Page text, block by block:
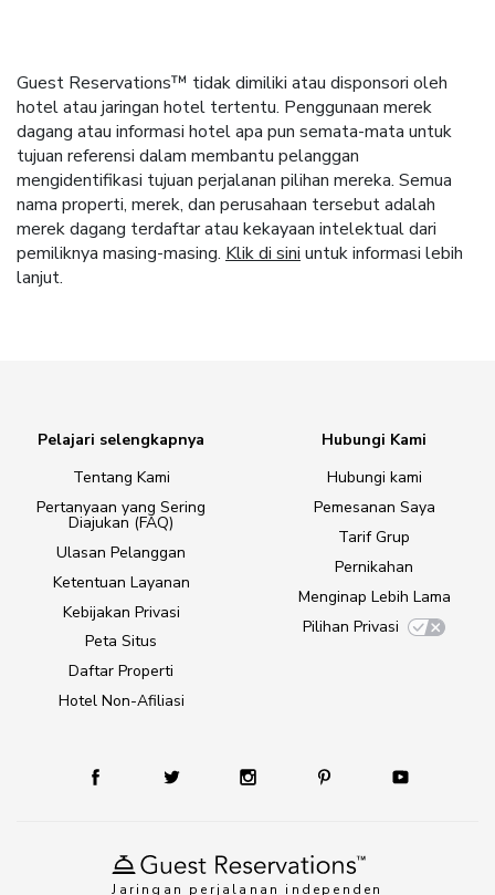
Guest Reservations™ tidak dimiliki atau disponsori oleh
hotel atau jaringan hotel tertentu. Penggunaan merek
dagang atau informasi hotel apa pun semata-mata untuk
tujuan referensi dalam membantu pelanggan
mengidentifikasi tujuan perjalanan pilihan mereka. Semua
nama properti, merek, dan perusahaan tersebut adalah
merek dagang terdaftar atau kekayaan intelektual dari
pemiliknya masing-masing. Klik di sini untuk informasi lebih
lanjut.
Jaringan perjalanan independen
Pelajari selengkapnya
Tentang Kami
Pertanyaan yang Sering
Diajukan (FAQ)
Ulasan Pelanggan
Ketentuan Layanan
Kebijakan Privasi
Peta Situs
Daftar Properti
Hotel Non-Afiliasi
Hubungi Kami
Hubungi kami
Pemesanan Saya
Tarif Grup
Pernikahan
Menginap Lebih Lama
Pilihan Privasi